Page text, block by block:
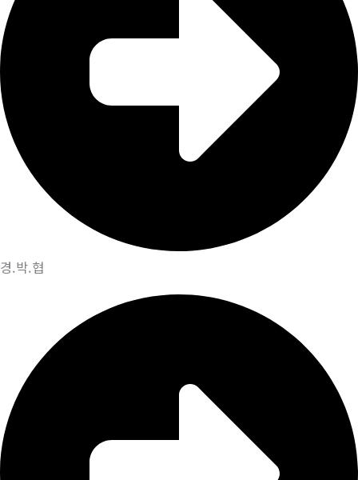
경.박.협